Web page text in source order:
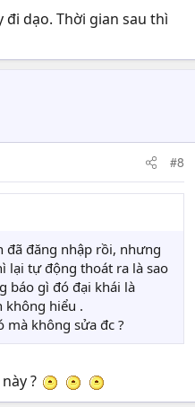
dạo. Thời gian sau thì
#8
đã đăng nhập rồi, nhưng
lại tự động thoát ra là sao
báo gì đó đại khái là
không hiểu .
không sửa đc ?
?